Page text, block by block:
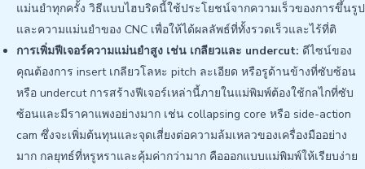
แม่นยำทุกครั้ง วิธีแบบไฮบริดนี้ใช้ประโยชน์จากความเร็วของการขึ้นรูป
และความแม่นยำของ CNC เพื่อให้ได้ผลลัพธ์ที่ทั้งรวดเร็วและไร้ที่ติ
การเพิ่มฟีเจอร์ความแม่นยำสูง เช่น เกลียวและ undercut: ดีไซน์ของ
คุณต้องการ insert เกลียวโลหะ pitch ละเอียด หรือรูด้านข้างที่ซับซ้อน
หรือ undercut การสร้างฟีเจอร์เหล่านี้ภายในแม่พิมพ์ต้องใช้กลไกที่ซับ
ซ้อนและมีราคาแพงอย่างมาก เช่น collapsing core หรือ side-action
cam ซึ่งจะเพิ่มต้นทุนและจุดเสี่ยงต่อความล้มเหลวของเครื่องมืออย่าง
มาก กลยุทธ์ที่หรูหราและคุ้มค่ากว่ามาก คือออกแบบแม่พิมพ์ให้เรียบง่าย